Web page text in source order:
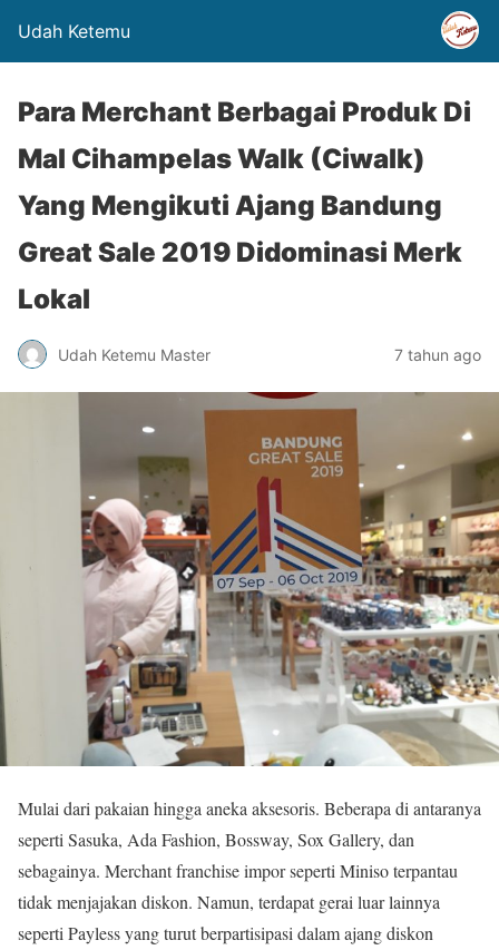
Udah Ketemu
Para Merchant Berbagai Produk Di
Mal Cihampelas Walk (Ciwalk)
Yang Mengikuti Ajang Bandung
Great Sale 2019 Didominasi Merk
Lokal
Udah Ketemu Master 7 tahun ago
Mulai dari pakaian hingga aneka aksesoris. Beberapa di antaranya
seperti Sasuka, Ada Fashion, Bossway, Sox Gallery, dan
sebagainya. Merchant franchise impor seperti Miniso terpantau
tidak menjajakan diskon. Namun, terdapat gerai luar lainnya
seperti Payless yang turut berpartisipasi dalam ajang diskon